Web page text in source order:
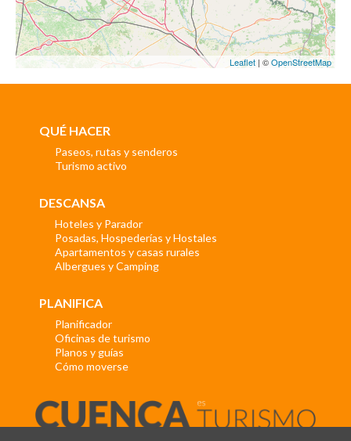
Leaflet | ©OpenStreetMap
QUÉ HACER
Paseos, rutas y senderos
Turismo activo
DESCANSA
Hoteles y Parador
Posadas, Hospederías y Hostales
Apartamentos y casas rurales
Albergues y Camping
PLANIFICA
Planificador
Oficinas de turismo
Planos y guías
Cómo moverse